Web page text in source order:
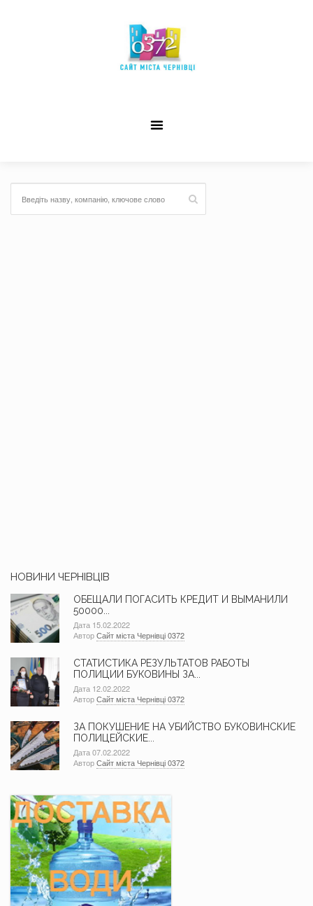
НОВИНИ ЧЕРНІВЦІВ
ОБЕЩАЛИ ПОГАСИТЬ КРЕДИТ И ВЫМАНИЛИ
50000...
Дата 15.02.2022
АвторСайт міста Чернівці 0372
СТАТИСТИКА РЕЗУЛЬТАТОВ РАБОТЫ
ПОЛИЦИИ БУКОВИНЫ ЗА...
Дата 12.02.2022
АвторСайт міста Чернівці 0372
ЗА ПОКУШЕНИЕ НА УБИЙСТВО БУКОВИНСКИЕ
ПОЛИЦЕЙСКИЕ...
Дата 07.02.2022
АвторСайт міста Чернівці 0372